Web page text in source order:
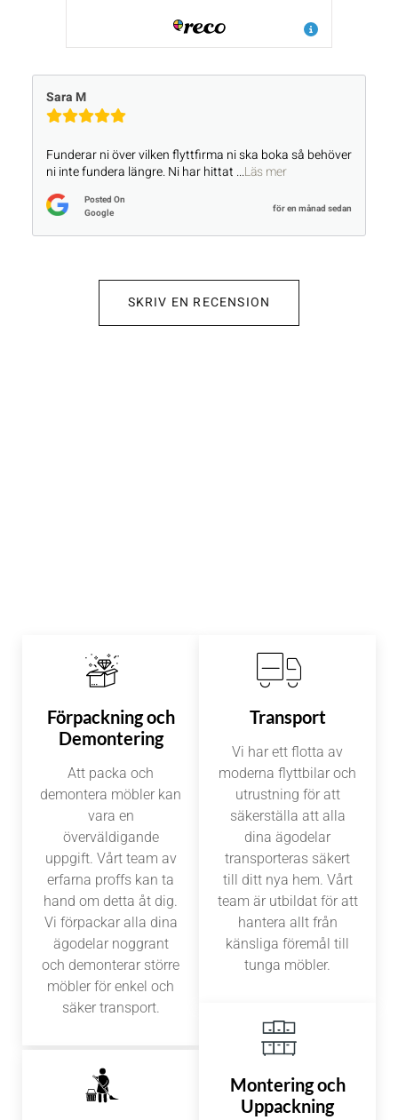
Sara M
Funderar ni över vilken flyttfirma ni ska boka så behöver
ni inte fundera längre. Ni har hittat ...Läs mer
Posted On
Google
för en månad sedan
SKRIV EN RECENSION
Förpackning och
Demontering
Att packa och
demontera möbler kan
vara en
överväldigande
uppgift. Vårt team av
erfarna proffs kan ta
hand om detta åt dig.
Vi förpackar alla dina
ägodelar noggrant
och demonterar större
möbler för enkel och
säker transport.
Transport
Vi har ett flotta av
moderna flyttbilar och
utrustning för att
säkerställa att alla
dina ägodelar
transporteras säkert
till ditt nya hem. Vårt
team är utbildat för att
hantera allt från
känsliga föremål till
tunga möbler.
Montering och
Uppackning